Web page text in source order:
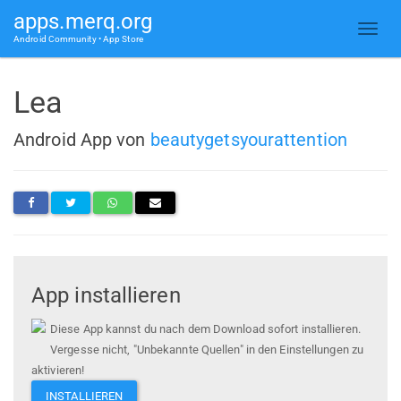
apps.merq.org
Android Community • App Store
Lea
Android App von beautygetsyourattention
App installieren
Diese App kannst du nach dem Download sofort installieren.
Vergesse nicht, "Unbekannte Quellen" in den Einstellungen zu
aktivieren!
INSTALLIEREN